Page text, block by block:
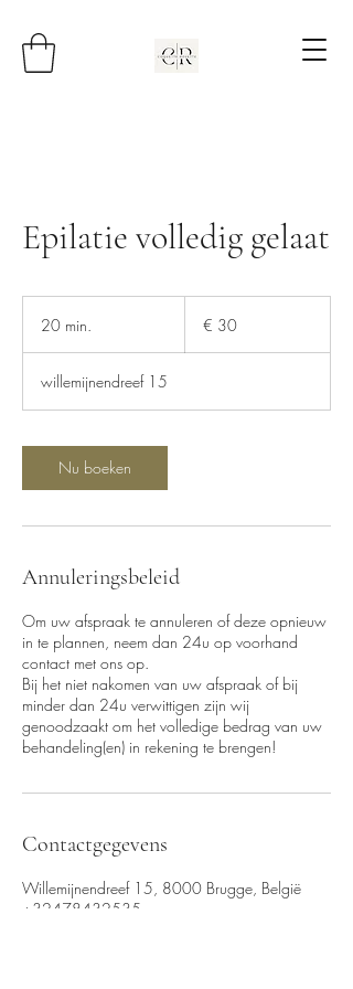
Epilatie volledig gelaat
20 min.
i
n
€ 30
willemijnendreef 15
Nu boeken
Annuleringsbeleid
Om uw afspraak te annuleren of deze opnieuw
in te plannen, neem dan 24u op voorhand
contact met ons op.
Bij het niet nakomen van uw afspraak of bij
minder dan 24u verwittigen zijn wij
genoodzaakt om het volledige bedrag van uw
behandeling(en) in rekening te brengen!
Contactgegevens
Willemijnendreef 15, 8000 Brugge, België
+32478432535